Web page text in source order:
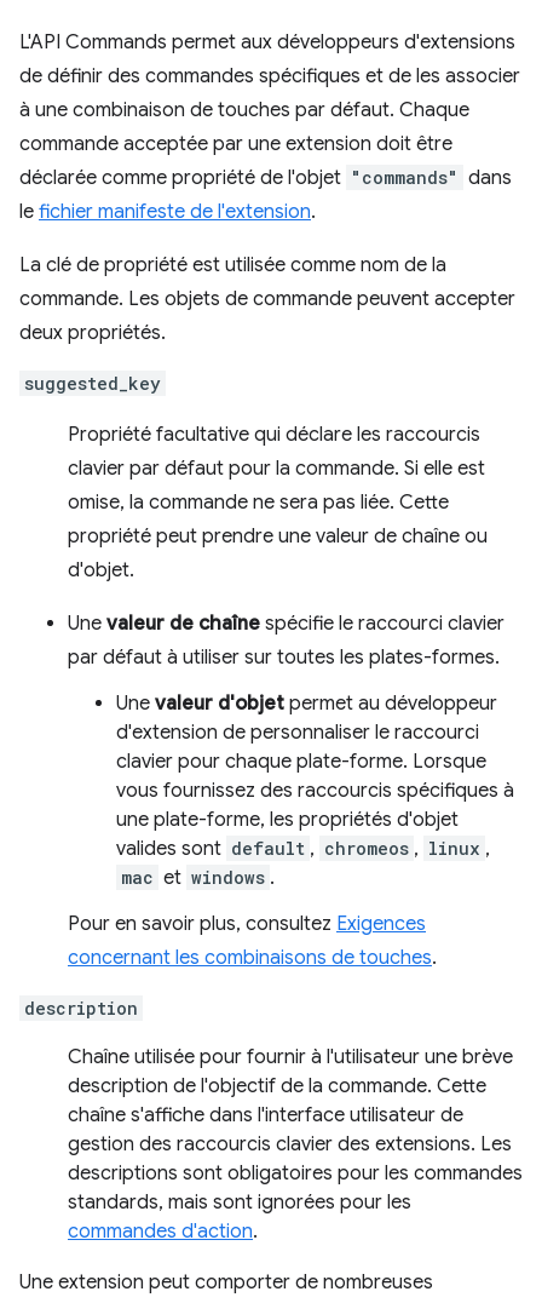
L'API Commands permet aux développeurs d'extensions
de définir des commandes spécifiques et de les associer
à une combinaison de touches par défaut. Chaque
commande acceptée par une extension doit être
déclarée comme propriété de l'objet "commands" dans
le fichier manifeste de l'extension.
La clé de propriété est utilisée comme nom de la
commande. Les objets de commande peuvent accepter
deux propriétés.
suggested_key
Propriété facultative qui déclare les raccourcis
clavier par défaut pour la commande. Si elle est
omise, la commande ne sera pas liée. Cette
propriété peut prendre une valeur de chaîne ou
d'objet.
Une valeur de chaîne spécifie le raccourci clavier
par défaut à utiliser sur toutes les plates-formes.
Une valeur d'objet permet au développeur
d'extension de personnaliser le raccourci
clavier pour chaque plate-forme. Lorsque
vous fournissez des raccourcis spécifiques à
une plate-forme, les propriétés d'objet
valides sont default , chromeos , linux ,
mac et windows .
Pour en savoir plus, consultez Exigences
concernant les combinaisons de touches.
description
Chaîne utilisée pour fournir à l'utilisateur une brève
description de l'objectif de la commande. Cette
chaîne s'affiche dans l'interface utilisateur de
gestion des raccourcis clavier des extensions. Les
descriptions sont obligatoires pour les commandes
standards, mais sont ignorées pour les
commandes d'action.
Une extension peut comporter de nombreuses